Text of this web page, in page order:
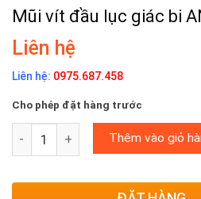
Mũi vít đầu lục giác bi
Liên hệ
Liên hệ: 0975.687.458
Cho phép đặt hàng trước
Mũi vít đầu lục giác bi ANEX
Thêm vào giỏ